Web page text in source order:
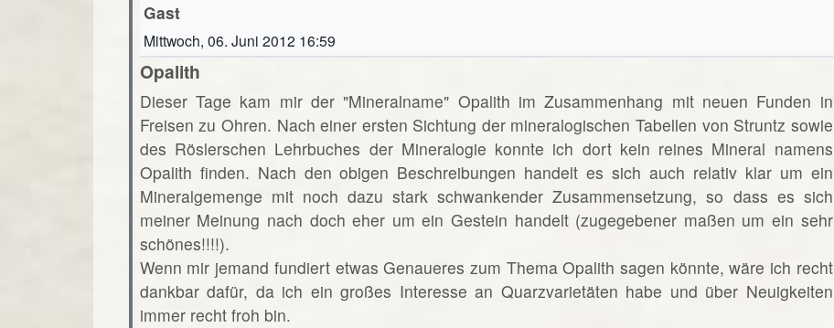
Gast
Mittwoch, 06. Juni 2012 16:59
Opalith
Dieser Tage kam mir der "Mineralname" Opalith im Zusammenhang mit neuen Funden in
Freisen zu Ohren. Nach einer ersten Sichtung der mineralogischen Tabellen von Struntz sowie
des Röslerschen Lehrbuches der Mineralogie konnte ich dort kein reines Mineral namens
Opalith finden. Nach den obigen Beschreibungen handelt es sich auch relativ klar um ein
Mineralgemenge mit noch dazu stark schwankender Zusammensetzung, so dass es sich
meiner Meinung nach doch eher um ein Gestein handelt (zugegebener maßen um ein sehr
schönes!!!!).
Wenn mir jemand fundiert etwas Genaueres zum Thema Opalith sagen könnte, wäre ich recht
dankbar dafür, da ich ein großes Interesse an Quarzvarietäten habe und über Neuigkeiten
immer recht froh bin.